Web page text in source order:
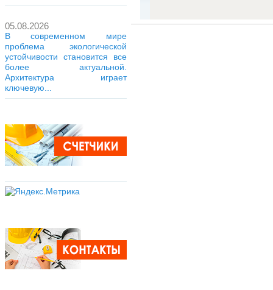
05.08.2026
В современном мире
проблема экологической
устойчивости становится все
более актуальной.
Архитектура играет
ключевую...